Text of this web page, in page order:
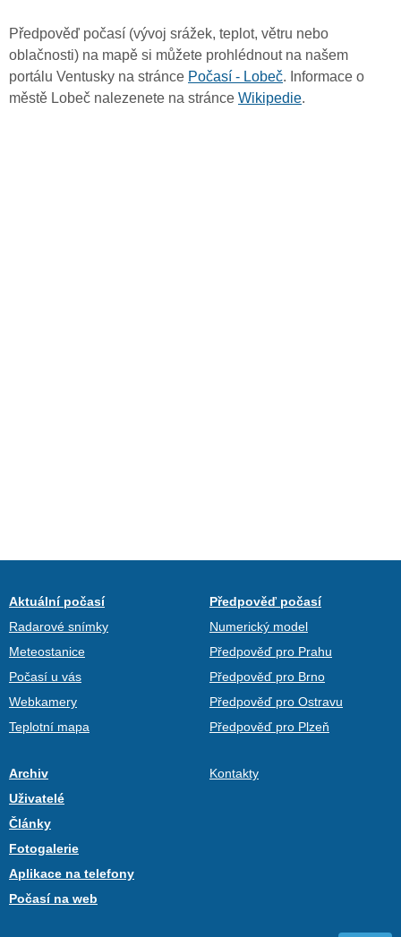
Předpověď počasí (vývoj srážek, teplot, větru nebo
oblačnosti) na mapě si můžete prohlédnout na našem
portálu Ventusky na stránce Počasí - Lobeč. Informace o
městě Lobeč nalezenete na stránce Wikipedie.
Aktuální počasí
Radarové snímky
Meteostanice
Počasí u vás
Webkamery
Teplotní mapa
Předpověď počasí
Numerický model
Předpověď pro Prahu
Předpověď pro Brno
Předpověď pro Ostravu
Předpověď pro Plzeň
Archiv
Uživatelé
Články
Fotogalerie
Aplikace na telefony
Počasí na web
Kontakty